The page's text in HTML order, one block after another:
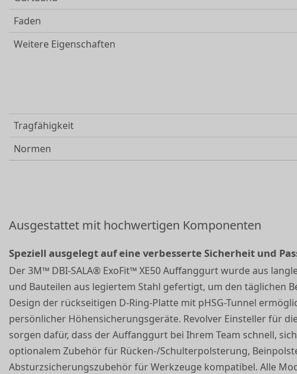
Faden
Weitere Eigenschaften
Tragfähigkeit
Normen
Ausgestattet mit hochwertigen Komponenten
Speziell ausgelegt auf eine verbesserte Sicherheit und
Der 3M™ DBI-SALA® ExoFit™ XE50 Auffanggurt wurde aus
und Bauteilen aus legiertem Stahl gefertigt, um den täglichen
Design der rückseitigen D-Ring-Platte mit pHSG-Tunnel
persönlicher Höhensicherungsgeräte. Revolver Einsteller für
sorgen dafür, dass der Auffanggurt bei Ihrem Team schnell,
optionalem Zubehör für Rücken-/Schulterpolsterung,
Absturzsicherungszubehör für Werkzeuge kompatibel. Alle